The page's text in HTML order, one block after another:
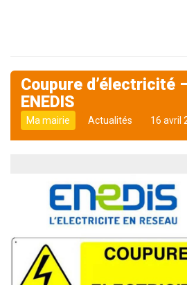
Coupure d’électricité
ENEDIS
Ma mairie Actualités 16 avril